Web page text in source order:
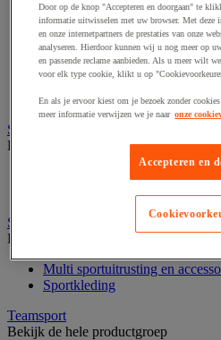
Fietsen
Hiken en kamperen
Klimsport
Ochtendgymnastiek
Oriëntering
Precisiesport
Sportbenodigdheden voor buiten
Bekijk de hele productgroep
Balstopnet en accessoires
Markering van
Sportkleding en accessoires
Bekijk de hele productgroep
Multi sportuitrusting en
Sportkleding
Teamsport
Bekijk de hele productgroep
Door op de knop "Accepteren en doorgaan" te
informatie uitwisselen met uw browser. Met deze
en onze internetpartners de prestaties van onze
analyseren. Hierdoor kunnen wij u nog meer op
en passende reclame aanbieden. Als u meer wilt
voor elk type cookie, klikt u op
En als je ervoor kiest om je bezoek zonder
meer informatie verwijzen we je naar onze
Accepteren en